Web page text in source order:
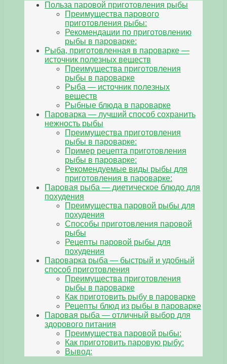
Польза паровой приготовления рыбы
Преимущества парового
приготовления рыбы:
Рекомендации по приготовлению
рыбы в пароварке:
Рыба, приготовленная в пароварке —
источник полезных веществ
Преимущества приготовления
рыбы в пароварке
Рыба — источник полезных
веществ
Рыбные блюда в пароварке
Пароварка — лучший способ сохранить
нежность рыбы
Преимущества приготовления
рыбы в пароварке:
Пример рецепта приготовления
рыбы в пароварке:
Рекомендуемые виды рыбы для
приготовления в пароварке:
Паровая рыба — диетическое блюдо для
похудения
Преимущества паровой рыбы для
похудения
Способы приготовления паровой
рыбы
Рецепты паровой рыбы для
похудения
Пароварка рыба — быстрый и удобный
способ приготовления
Преимущества приготовления
рыбы в пароварке
Как приготовить рыбу в пароварке
Рецепты блюд из рыбы в пароварке
Паровая рыба — отличный выбор для
здорового питания
Преимущества паровой рыбы:
Как приготовить паровую рыбу:
Вывод: